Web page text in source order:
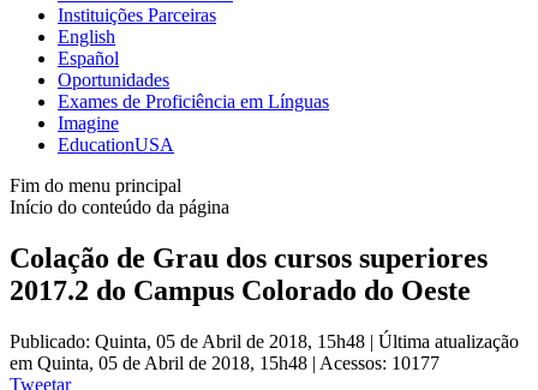
Instituições Parceiras
English
Español
Oportunidades
Exames de Proficiência em Línguas
Imagine
EducationUSA
Fim do menu principal
Início do conteúdo da página
Colação de Grau dos cursos superiores
2017.2 do Campus Colorado do Oeste
Publicado: Quinta, 05 de Abril de 2018, 15h48 | Última atualização
em Quinta, 05 de Abril de 2018, 15h48 | Acessos: 10177
Tweetar